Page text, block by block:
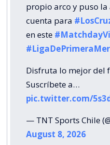
propio arco y puso
cuenta para
en este
Disfruta lo mejor del
Suscríbete a…
pic.twitter.com/
— TNT Sports Chile
August 8, 2026